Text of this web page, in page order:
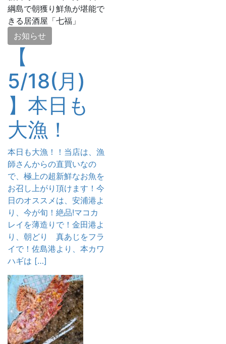
綱島で朝獲り鮮魚が堪能で
きる居酒屋「七福」
お知らせ
【
5/18(月)
】本日も
大漁！
本日も大漁！！当店は、漁
師さんからの直買いなの
で、極上の超新鮮なお魚を
お召し上がり頂けます！今
日のオススメは、安浦港よ
り、今が旬！絶品!マコカ
レイを薄造りで！金田港よ
り、朝どり 真あじをフラ
イで！佐島港より、本カワ
ハギは […]